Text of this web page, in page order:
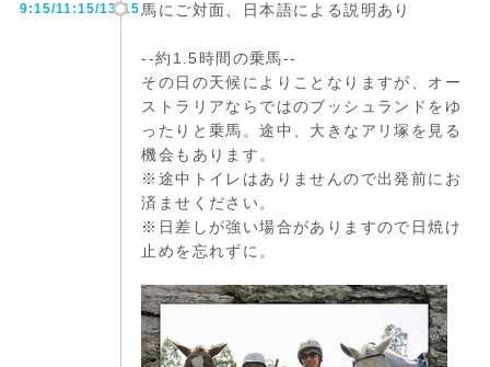
9:15/11:15/13:15馬にご対面、日本語による説明あり
--約1.5時間の乗馬--
その日の天候によりことなりますが、オー
ストラリアならではのブッシュランドをゆ
ったりと乗馬。途中、大きなアリ塚を見る
機会もあります。
※途中トイレはありませんので出発前にお
済ませください。
※日差しが強い場合がありますので日焼け
止めを忘れずに。